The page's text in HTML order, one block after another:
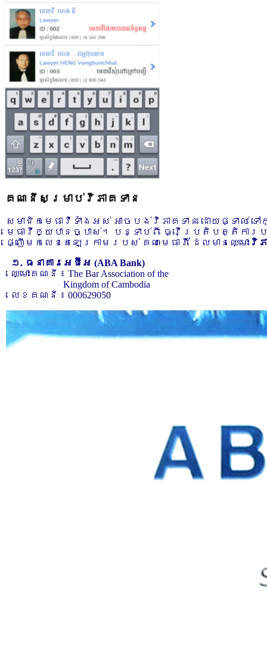
គណនីសម្រាប់វិភាគទាន
សមាជិកមេធាវីទាំងអស់ អាចបង់វិភាគទាន ដោយផ្ទាល់
មេធាវីឲ្យបានច្បាស់។ បន្ទាប់ពី ធ្វើប្រតិបត្តិកា
ផ្ញើមកលេខតេឡេក្រាមរបស់ គណៈមេធាវី ដែលមានឈ្មោះ វិភ
១. ធនាគារអេប៊ីអេ (ABA Bank)
ឈ្មោះគណនី ៖ The Bar Association of the
Kingdom of Cambodia
លេខគណនី ៖ 000629050